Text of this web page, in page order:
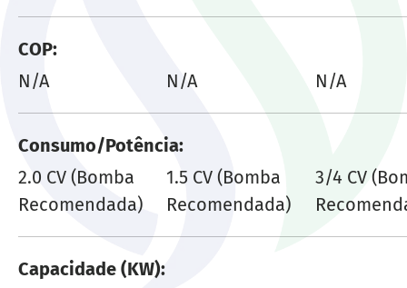
COP
N/A
N/A N/A
Consumo/Potência
2.0 CV (Bomba
Recomendada)
1.5 CV (Bomba
Recomendada)
3/4 CV
Capacidade (KW)